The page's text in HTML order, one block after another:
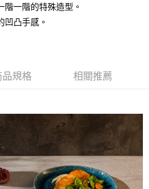
，即可結帳。
付款。
通知簡訊。
擊此簡訊中的連結，可透過四大超商／
之訂單仍視為有效，需透過AFTEE先享
付 」之結帳頁面顯示為準，若有關於
等相關疑問，請聯繫「AFTEE先享後付
support/home
)免運費
上)免運費
查看運費
一階的特殊造型。
凹凸手感。
品規格 相關推薦